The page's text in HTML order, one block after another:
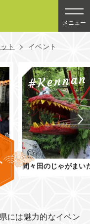
メニュー
ト イベント
間々田のじゃがまい
には魅力的なイベン